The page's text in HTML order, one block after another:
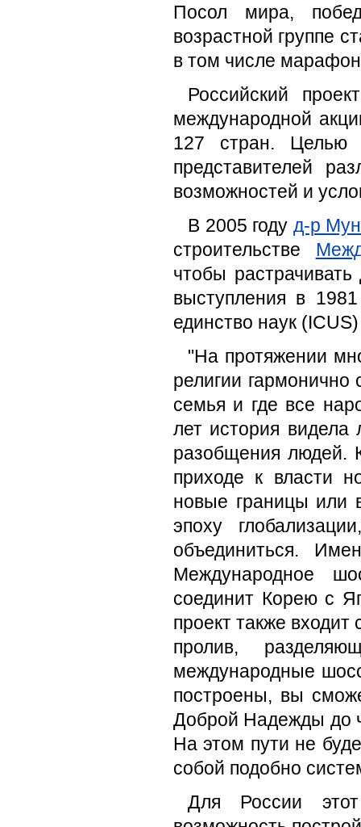
Посол мира,
возрастной группе
в том числе
Российский
международной
127 стран. Целью
представителей
возможностей и
В 2005 году д-р Мун
строительстве
чтобы
выступления в
единство наук
"На протяжении
религии
семья и где все
лет история
разобщения людей.
приходе к власти
новые границы или
эпоху
объединиться.
Международное
соединит Корею с
проект также входит
пролив,
международные
построены, вы
Доброй Надежды до
На этом пути не
собой подобно
Для России